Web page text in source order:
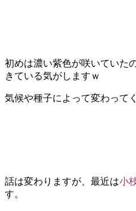
初めは濃い紫色が咲いていた
きている気がしますｗ
気候や種子によって変わって
話は変わりますが、最近は小
す。